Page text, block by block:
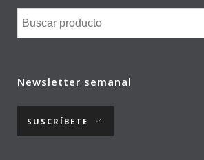
Newsletter semanal
SUSCRÍBETE